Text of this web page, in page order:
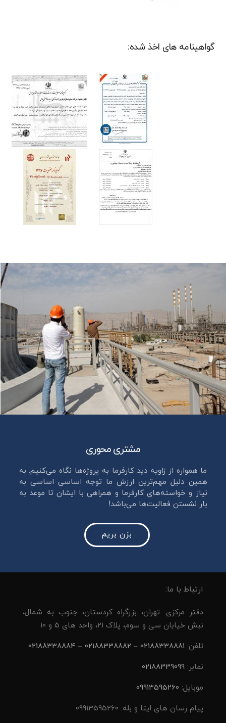
گواهینامه های اخذ شده:
مشتری محوری
ما همواره از زاویه دید کارفرما به پروژه‌ها نگاه می‌کنیم. به
همین دلیل مهم‌ترین ارزش ما توجه اساسی اساسی به
نیاز و خواسته‌های کارفرما و همراهی با ایشان تا موعد به
بار نشستن فعالیت‌ها می‌باشد!
بزن بریم
ارتباط با ما:
دفتر مرکزی: تهران، بزرگراه کردستان، جنوب به شمال،
نبش خیابان سی و سوم، پلاک 21، واحد های 5 و 10
تلفن: 02188338881
–
02188338882
–
02188338884
نمابر: 02188339099
موبایل: 09913595260
پیام رسان های ایتا و بله: 09913595260